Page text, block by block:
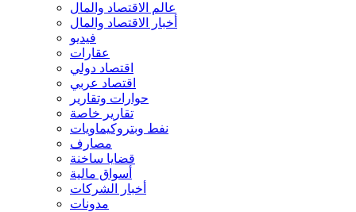
عالم الاقتصاد والمال
أخبار الاقتصاد والمال
فيديو
عقارات
اقتصاد دولي
اقتصاد عربي
حوارات وتقارير
تقارير خاصة
نفط وبتروكيماويات
مصارف
قضايا ساخنة
أسواق مالية
أخبار الشركات
مدونات